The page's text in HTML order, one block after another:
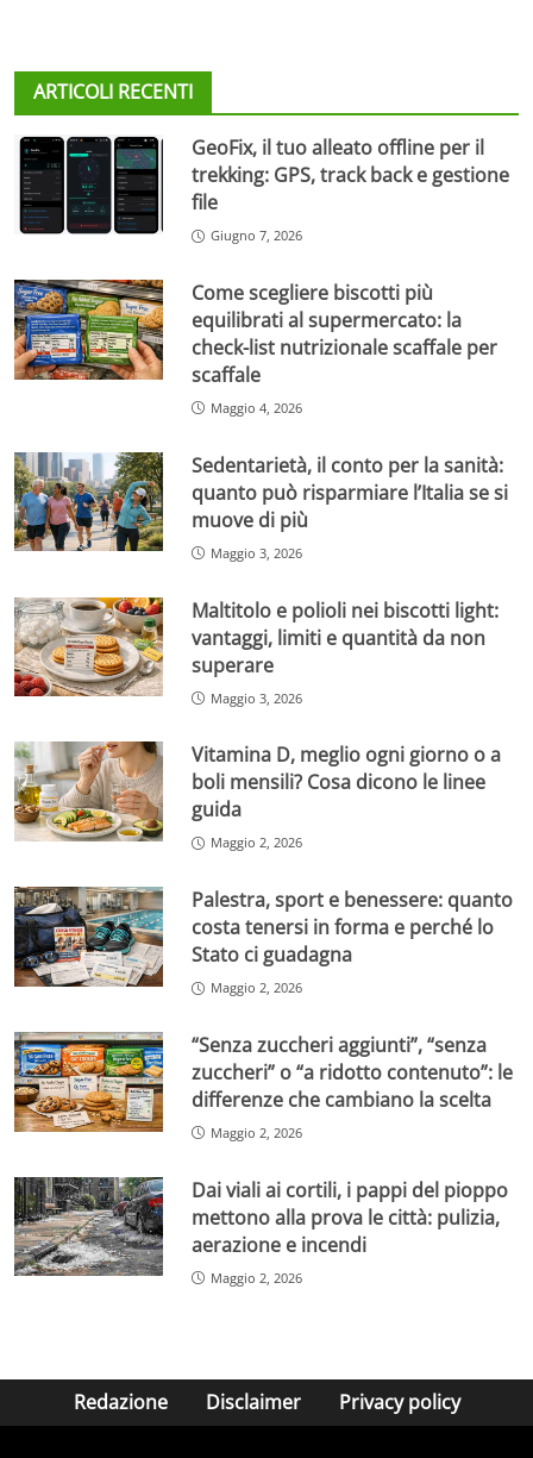
ARTICOLI RECENTI
GeoFix, il tuo alleato offline per il
trekking: GPS, track back e gestione
file
Giugno 7, 2026
Come scegliere biscotti più
equilibrati al supermercato: la
check-list nutrizionale scaffale per
scaffale
Maggio 4, 2026
Sedentarietà, il conto per la sanità:
quanto può risparmiare l’Italia se si
muove di più
Maggio 3, 2026
Maltitolo e polioli nei biscotti light:
vantaggi, limiti e quantità da non
superare
Maggio 3, 2026
Vitamina D, meglio ogni giorno o a
boli mensili? Cosa dicono le linee
guida
Maggio 2, 2026
Palestra, sport e benessere: quanto
costa tenersi in forma e perché lo
Stato ci guadagna
Maggio 2, 2026
“Senza zuccheri aggiunti”, “senza
zuccheri” o “a ridotto contenuto”: le
differenze che cambiano la scelta
Maggio 2, 2026
Dai viali ai cortili, i pappi del pioppo
mettono alla prova le città: pulizia,
aerazione e incendi
Maggio 2, 2026
Redazione Disclaimer Privacy policy